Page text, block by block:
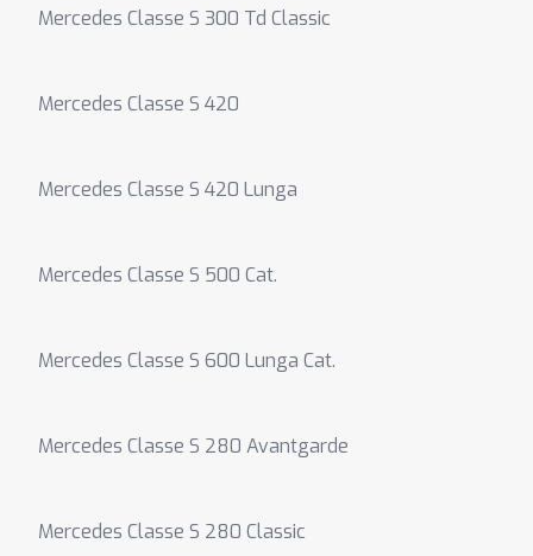
Mercedes Classe S 300 Td Classic
Mercedes Classe S 420
Mercedes Classe S 420 Lunga
Mercedes Classe S 500 Cat.
Mercedes Classe S 600 Lunga Cat.
Mercedes Classe S 280 Avantgarde
Mercedes Classe S 280 Classic